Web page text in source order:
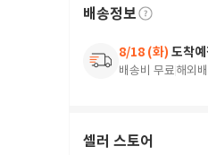
배송정보
8/18 (화) 도착예
배송비 무료해외
셀러 스토어